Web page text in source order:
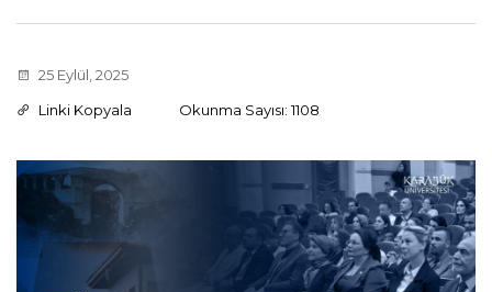
25 Eylül, 2025
Linki Kopyala
Okunma Sayısı: 1108